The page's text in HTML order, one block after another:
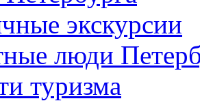
экскурсии
люди
туризма